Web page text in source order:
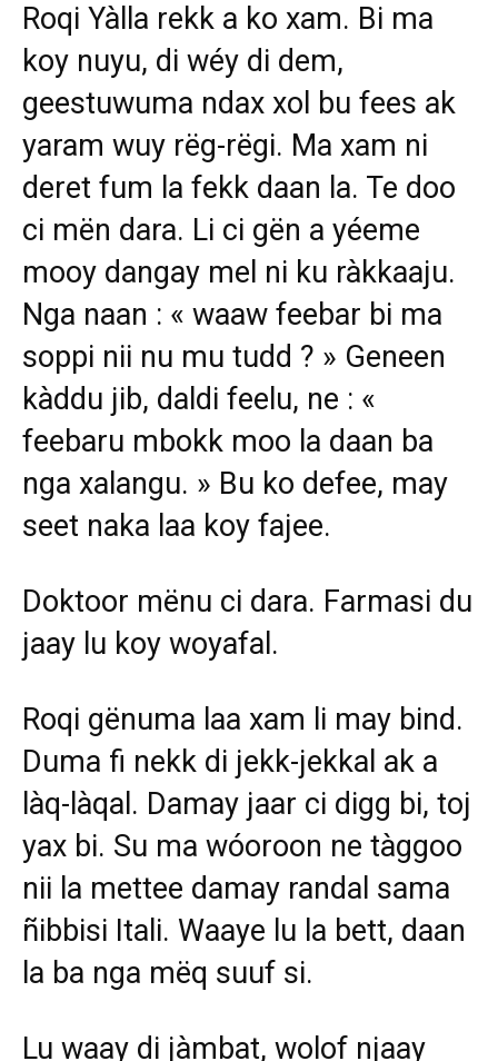
Roqi Yàlla rekk a ko xam. Bi ma
koy nuyu, di wéy di dem,
geestuwuma ndax xol bu fees ak
yaram wuy rëg-rëgi. Ma xam ni
deret fum la fekk daan la. Te doo
ci mën dara. Li ci gën a yéeme
mooy dangay mel ni ku ràkkaaju.
Nga naan : « waaw feebar bi ma
soppi nii nu mu tudd ? » Geneen
kàddu jib, daldi feelu, ne : «
feebaru mbokk moo la daan ba
nga xalangu. » Bu ko defee, may
seet naka laa koy fajee.
Doktoor mënu ci dara. Farmasi du
jaay lu koy woyafal.
Roqi gënuma laa xam li may bind.
Duma fi nekk di jekk-jekkal ak a
làq-làqal. Damay jaar ci digg bi, toj
yax bi. Su ma wóoroon ne tàggoo
nii la mettee damay randal sama
ñibbisi Itali. Waaye lu la bett, daan
la ba nga mëq suuf si.
Lu waay di jàmbat, wolof njaay